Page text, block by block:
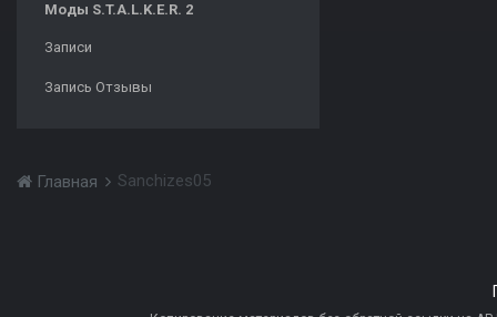
Моды S.T.A.L.K.E.R. 2
Записи
Запись Отзывы
Главная Sanchizes05